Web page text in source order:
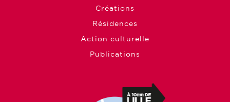
Résidences
Action culturelle
Publications